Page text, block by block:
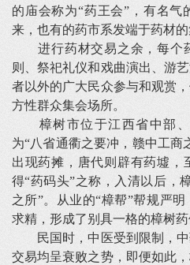
的庙会称为“药王会”，有名
来，也有的药市系发端于药材的
进行药材交易之余，每个
则、祭祀礼仪和戏曲演出、游
者以外的广大民众参与和观赏
方性群众集会场所。
樟树市位于江西省中部、
为“八省通衢之要冲，赣中工商
出现药摊，唐代则辟有药墟，
得“药码头”之称，入清以后，
之所”。从业的“樟帮”帮规严
求精，形成了别具一格的樟树药
民国时，中医受到限制，中
交易均呈衰败之势，即便如此